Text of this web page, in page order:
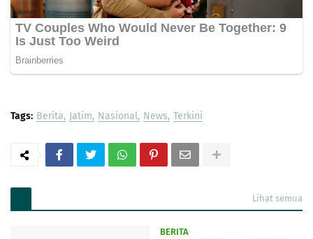
Tags: Berita Jatim Nasional News Terkini
Lihat semua
BERITA